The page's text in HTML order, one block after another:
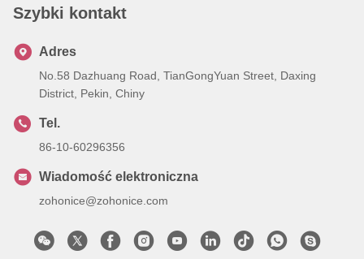
Szybki kontakt
Adres
No.58 Dazhuang Road, TianGongYuan Street, Daxing
District, Pekin, Chiny
Tel.
86-10-60296356
Wiadomość elektroniczna
zohonice@zohonice.com